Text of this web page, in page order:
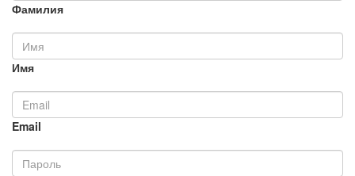
Фамилия
Имя
Email